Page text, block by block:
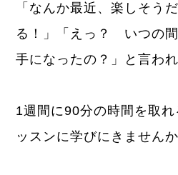
「なんか最近、楽しそう
る！」「えっ？ いつの
手になったの？」と言わ
1週間に90分の時間を取
ッスンに学びにきませんか